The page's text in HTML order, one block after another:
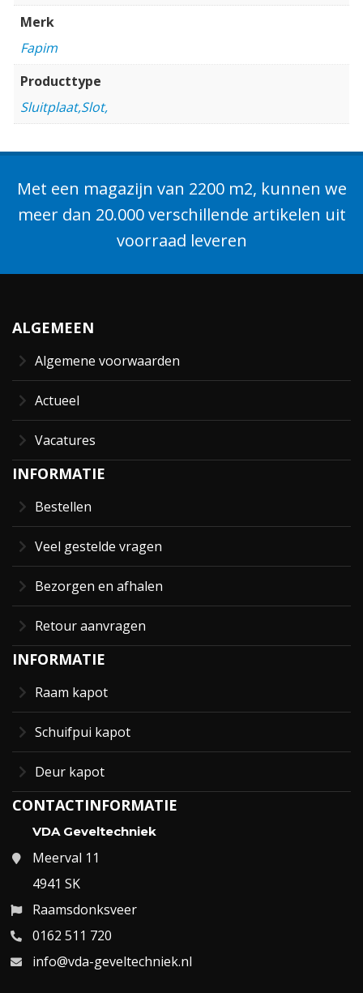
Merk
Fapim
Producttype
Sluitplaat,Slot,
Met een magazijn van 2200 m2, kunnen we
meer dan 20.000 verschillende artikelen uit
voorraad leveren
ALGEMEEN
Algemene voorwaarden
Actueel
Vacatures
INFORMATIE
Bestellen
Veel gestelde vragen
Bezorgen en afhalen
Retour aanvragen
INFORMATIE
Raam kapot
Schuifpui kapot
Deur kapot
CONTACTINFORMATIE
VDA Geveltechniek
Meerval 11
4941 SK
Raamsdonksveer
0162 511 720
info@vda-geveltechniek.nl